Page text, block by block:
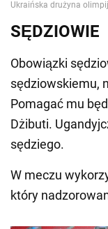
SĘDZIOWIE
Obowiązki
sędziowskiemu,
Pomagać mu
Dżibuti.
sędziego.
W meczu
który